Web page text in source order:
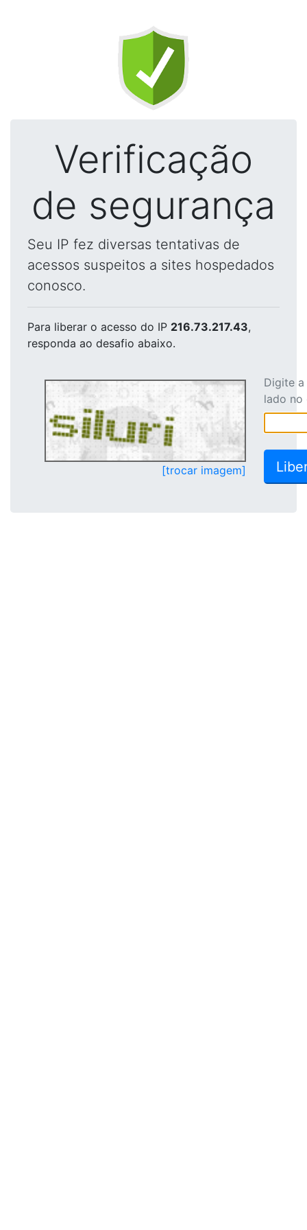
Verificação
de segurança
Seu IP fez diversas tentativas de
acessos suspeitos a sites hospedados
conosco.
Para liberar o acesso do IP 216.73.217.43,
responda ao desafio abaixo.
[trocar imagem]
Digite
lado no